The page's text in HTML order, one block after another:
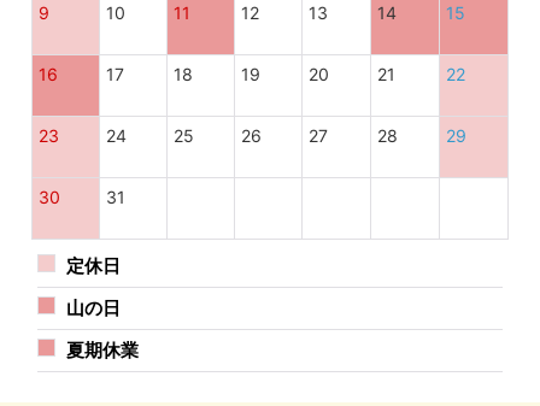
9 10 11 12 13 14 15
16 17 18 19 20 21 22
23 24 25 26 27 28 29
30 31
定休日
山の日
夏期休業